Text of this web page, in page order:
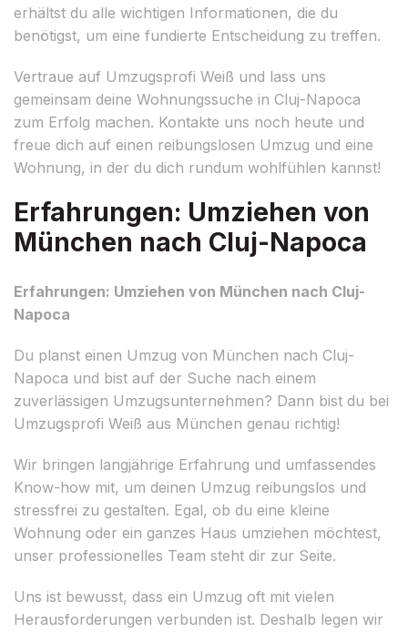
erhältst du alle wichtigen Informationen, die du
benötigst, um eine fundierte Entscheidung zu treffen.
Vertraue auf Umzugsprofi Weiß und lass uns
gemeinsam deine Wohnungssuche in Cluj-Napoca
zum Erfolg machen. Kontakte uns noch heute und
freue dich auf einen reibungslosen Umzug und eine
Wohnung, in der du dich rundum wohlfühlen kannst!
Erfahrungen: Umziehen von
München nach Cluj-Napoca
Erfahrungen: Umziehen von München nach Cluj-
Napoca
Du planst einen Umzug von München nach Cluj-
Napoca und bist auf der Suche nach einem
zuverlässigen Umzugsunternehmen? Dann bist du bei
Umzugsprofi Weiß aus München genau richtig!
Wir bringen langjährige Erfahrung und umfassendes
Know-how mit, um deinen Umzug reibungslos und
stressfrei zu gestalten. Egal, ob du eine kleine
Wohnung oder ein ganzes Haus umziehen möchtest,
unser professionelles Team steht dir zur Seite.
Uns ist bewusst, dass ein Umzug oft mit vielen
Herausforderungen verbunden ist. Deshalb legen wir